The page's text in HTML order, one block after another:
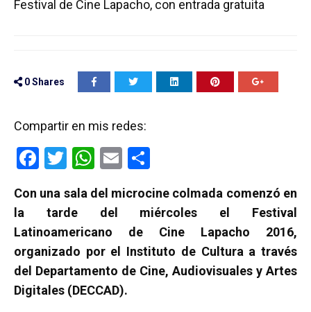
0Shares
Compartir en mis redes:
F
ce
b
o
o
k
T
tt
er
W
at
s
A
p
p
E
ail m
p
ar
tir
Con una sala del microcine colmada comenzó en
la tarde del miércoles el Festival
Latinoamericano de Cine Lapacho 2016,
organizado por el Instituto de Cultura a través
del Departamento de Cine, Audiovisuales y Artes
Digitales (DECCAD).